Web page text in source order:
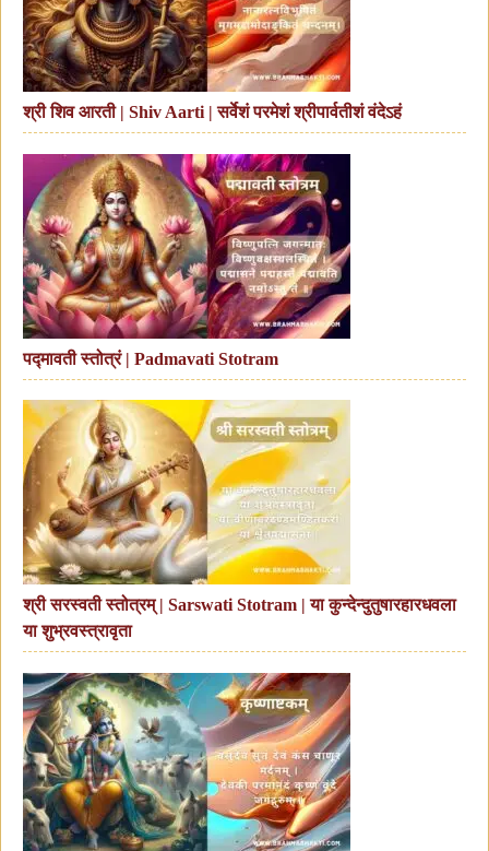
श्री शिव आरती | Shiv Aarti | सर्वेशं परमेशं श्रीपार्वतीशं वंदेऽहं
पद्मावती स्तोत्रं | Padmavati Stotram
श्री सरस्वती स्तोत्रम् | Sarswati Stotram | या कुन्देन्दुतुषारहारधवला
या शुभ्रवस्त्रावृता